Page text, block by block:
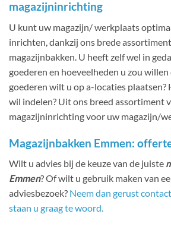
magazijninrichting
U kunt uw magazijn/ werkplaats
inrichten, dankzij ons brede
magazijnbakken. U heeft zelf wel in
goederen en hoeveelheden u zou willen
goederen wilt u op a-locaties plaatsen?
wil indelen? Uit ons breed assortiment
magazijninrichting voor uw magazijn/
Magazijnbakken Emmen:
Wilt u advies bij de keuze van de juiste
Emmen? Of wilt u gebruik maken van
adviesbezoek? Neem dan gerust
staan u graag te woord.